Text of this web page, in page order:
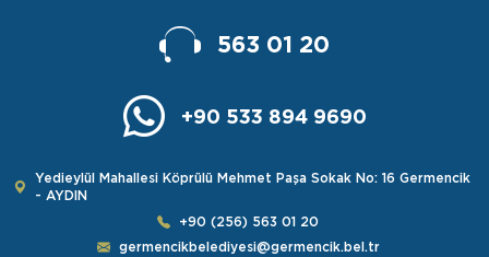
563 01 20
+90 533 894 9690
Yedieylül Mahallesi Köprülü Mehmet Paşa Sokak No: 16 Germencik
- AYDIN
+90 (256) 563 01 20
germencikbelediyesi@germencik.bel.tr